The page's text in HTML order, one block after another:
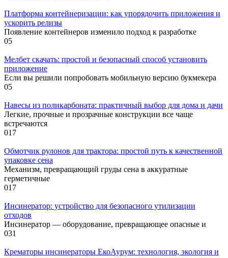
Платформа контейнеризации: как упорядочить приложения и
ускорить релизы
Появление контейнеров изменило подход к разработке
05
Мелбет скачать: простой и безопасный способ установить
приложение
Если вы решили попробовать мобильную версию букмекера
05
Навесы из поликарбоната: практичный выбор для дома и дачи
Легкие, прочные и прозрачные конструкции все чаще
встречаются
017
Обмотчик рулонов для трактора: простой путь к качественной
упаковке сена
Механизм, превращающий груды сена в аккуратные
герметичные
017
Инсинератор: устройство для безопасного утилизации
отходов
Инсинератор — оборудование, превращающее опасные и
031
Крематоры инсинераторы ЕкоАурум: технология, экология и